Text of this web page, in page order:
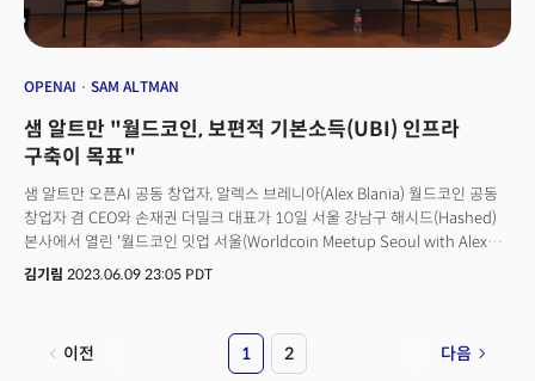
used to mint the Worldcoin cryptocurrency and launch the World
App, which will allow people to earn Worldcoin tokens by scanning
a distributed ledger, can be used to purchase goods and services on
the Worldcoin platform.Meanwhile, Altman, along with other OpenAI
executives, has been on a month-long world tour to visit multiple
cities across the globe, including Tokyo, London, Tel Aviv, and New
Delhi.On his first day in Seoul on Friday, Altman participated in a
conference with around 100 local startups. Later that day, he had a
meeting with South Korean President Yoon Suk Yeol.Throughout a
he discussed future collaboration and measures to address
him an opportunity to gauge the level of excitement and the level of
focus on artificial general intelligence(AGI), a term used to describe
meet OpenAI‘에서 대담했으며 오후에는 ‘샘 알트만 대표와의 좌담회’를
열었다. 이후엔 용산을 방문, 윤석열 대통령과 대담을 진행했으며 숙소는 서울
OPENAI SAM ALTMAN
샘 알트만 "월드코인, 보편적 기본소득(UBI) 인프라
구축이 목표"
샘 알트만 오픈AI 공동 창업자, 알렉스 브레니아(Alex Blania) 월드코인 공동
창업자 겸 CEO와 손재권 더밀크 대표가 10일 서울 강남구 해시드(Hashed)
본사에서 열린 '월드코인 밋업 서울(Worldcoin Meetup Seoul with Alex
Blania and Sam Altman)' 행사에서 파이어사이드 챗을 진행했다. 오픈AI는
리더들이 참석해 다양한 인사이트를 얻을 수 있는 네트워크 자리도
있었다. 다음은 샘 알트만 오픈AI 공동 창업자, 알렉스 블라이나 월드코인
김기림 2023.06.09 23:05 PDT
이전 1 2 다음